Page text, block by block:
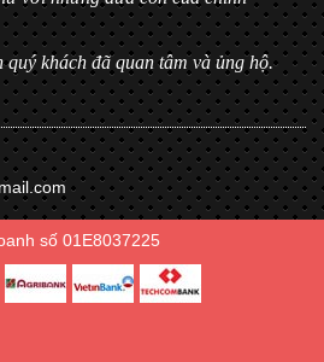
khách đã quan tâm và ủng hộ.
số 01E8037225